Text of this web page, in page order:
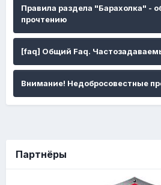
Правила раздела "Барахолка" -
прочтению
[faq] Общий Faq.
Внимание! Недобросовестные
Партнёры